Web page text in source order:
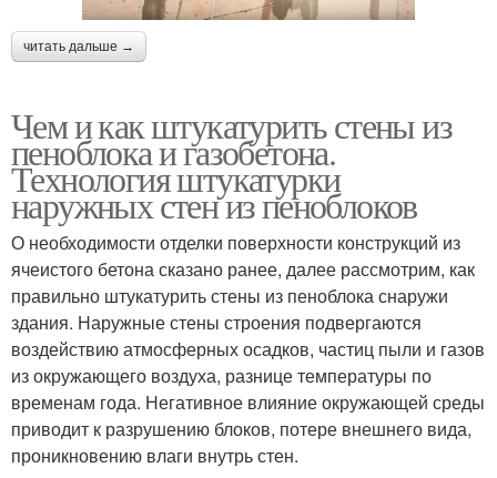
читать дальше →
Чем и как штукатурить стены из
пеноблока и газобетона.
Технология штукатурки
наружных стен из пеноблоков
О необходимости отделки поверхности конструкций из
ячеистого бетона сказано ранее, далее рассмотрим, как
правильно штукатурить стены из пеноблока снаружи
здания. Наружные стены строения подвергаются
воздействию атмосферных осадков, частиц пыли и газов
из окружающего воздуха, разнице температуры по
временам года. Негативное влияние окружающей среды
приводит к разрушению блоков, потере внешнего вида,
проникновению влаги внутрь стен.